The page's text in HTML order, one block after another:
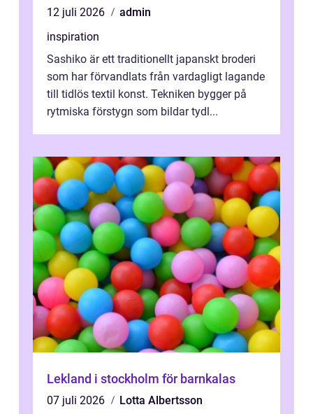
12 juli 2026
admin
inspiration
Sashiko är ett traditionellt japanskt broderi
som har förvandlats från vardagligt lagande
till tidlös textil konst. Tekniken bygger på
rytmiska förstygn som bildar tydl...
Lekland i stockholm för barnkalas
07 juli 2026
Lotta Albertsson